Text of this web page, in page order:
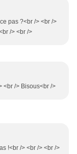
pas ?<br /> <br />
/> <br />
<br /> Bisous<br />
!<br /> <br /> <br />